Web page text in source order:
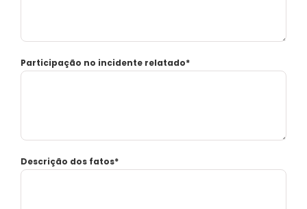
Participação no incidente relatado*
Descrição dos fatos*